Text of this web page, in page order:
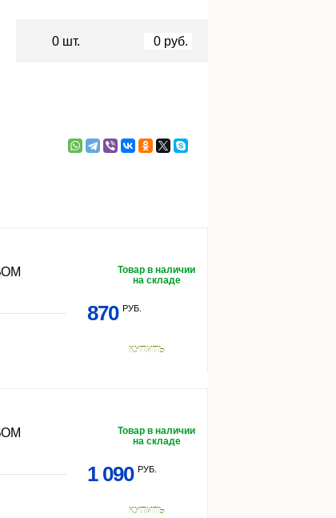
Товар в наличии
на складе
870 РУБ.
КУПИТЬ
Товар в наличии
на складе
1 090 РУБ.
КУПИТЬ
0 шт. 0 руб.